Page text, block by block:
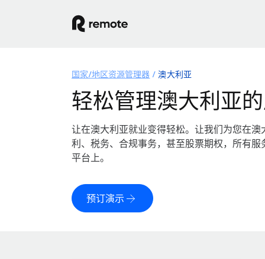
国家/地区资源管理器 澳大利亚
轻松管理澳大利亚
让在澳大利亚就业变得轻松。让我们为您在
利、税务、合规事务，甚至股票期权，所有
平台上。
预订演示